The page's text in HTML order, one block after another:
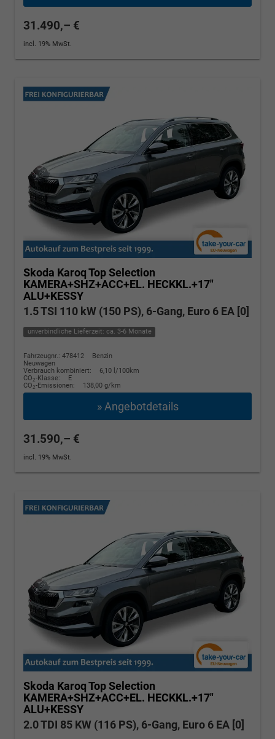
31.490,– €
incl. 19% MwSt.
Skoda KaroqTop Selection
KAMERA+SHZ+ACC+EL. HECKKL.+17"
ALU+KESSY
1.5 TSI 110 kW (150 PS), 6-Gang, Euro 6 EA [0]
unverbindliche Lieferzeit: ca. 3-6 Monate
Fahrzeugnr.: 478412
Benzin
Neuwagen
Verbrauch kombiniert:
6,10 l/100km
CO2-Klasse:
E
CO2-Emissionen: 138,00 g/km
» Angebotdetails
31.590,– €
incl. 19% MwSt.
Skoda KaroqTop Selection
KAMERA+SHZ+ACC+EL. HECKKL.+17"
ALU+KESSY
2.0 TDI 85 KW (116 PS), 6-Gang, Euro 6 EA [0]